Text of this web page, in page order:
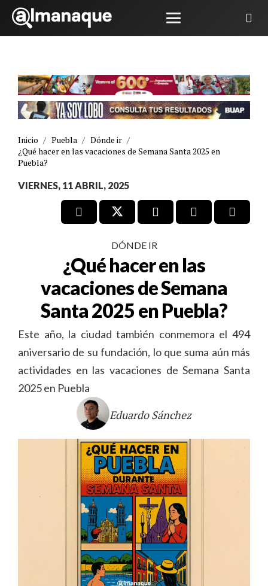
Inicio / Puebla / Dónde ir /
¿Qué hacer en las vacaciones de Semana Santa 2025 en
Puebla?
VIERNES, 11 ABRIL, 2025
DÓNDE IR
¿Qué hacer en las
vacaciones de Semana
Santa 2025 en Puebla?
Este año, la ciudad también conmemora el 494
aniversario de su fundación, lo que suma aún más
actividades en las vacaciones de Semana Santa
2025 en Puebla
Eduardo Sánchez